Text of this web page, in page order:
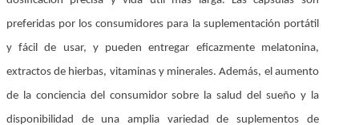
preferidas por los consumidores para la suplementación portátil
y fácil de usar, y pueden entregar eficazmente melatonina,
extractos de hierbas, vitaminas y minerales. Además, el aumento
de la conciencia del consumidor sobre la salud del sueño y la
disponibilidad de una amplia variedad de suplementos de